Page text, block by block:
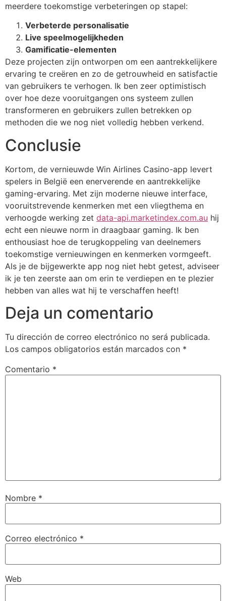
meerdere toekomstige verbeteringen op stapel:
Verbeterde personalisatie
Live speelmogelijkheden
Gamificatie-elementen
Deze projecten zijn ontworpen om een aantrekkelijkere
ervaring te creëren en zo de getrouwheid en satisfactie
van gebruikers te verhogen. Ik ben zeer optimistisch
over hoe deze vooruitgangen ons systeem zullen
transformeren en gebruikers zullen betrekken op
methoden die we nog niet volledig hebben verkend.
Conclusie
Kortom, de vernieuwde Win Airlines Casino-app levert
spelers in België een enerverende en aantrekkelijke
gaming-ervaring. Met zijn moderne nieuwe interface,
vooruitstrevende kenmerken met een vliegthema en
verhoogde werking zet data-api.marketindex.com.au hij
echt een nieuwe norm in draagbaar gaming. Ik ben
enthousiast hoe de terugkoppeling van deelnemers
toekomstige vernieuwingen en kenmerken vormgeeft.
Als je de bijgewerkte app nog niet hebt getest, adviseer
ik je ten zeerste aan om erin te verdiepen en te plezier
hebben van alles wat hij te verschaffen heeft!
Deja un comentario
Tu dirección de correo electrónico no será publicada.
Los campos obligatorios están marcados con *
Comentario *
Nombre *
Correo electrónico *
Web